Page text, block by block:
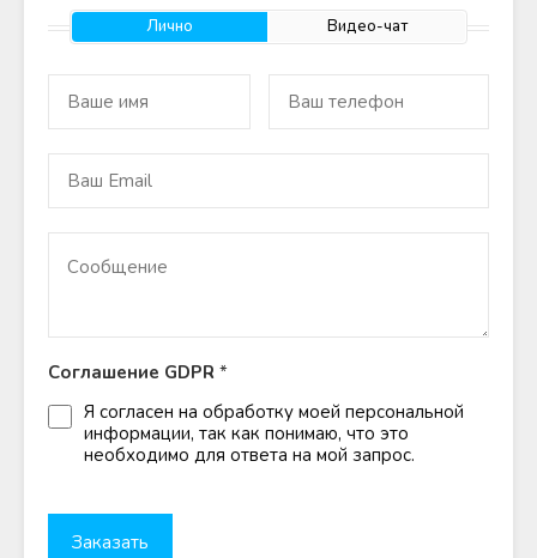
Лично Видео-чат
Соглашение GDPR *
Я согласен на обработку моей персональной
информации, так как понимаю, что это
необходимо для ответа на мой запрос.